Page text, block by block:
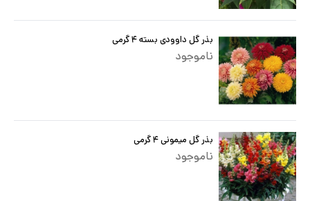
بذر گل داوودی بسته ۴ گرمی
ناموجود
بذر گل میمونی ۴ گرمی
ناموجود